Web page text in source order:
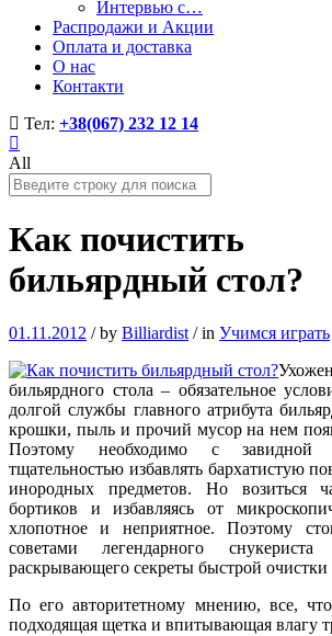
Интервью с…
Распродажи и Акции
Оплата и доставка
О нас
Контакти
Тел: +38(067) 232 12 14
All
Как почистить
бильярдный стол?
01.11.2012 /by Billiardist/in Учимся играть
бильярдного стола – обязательное
долгой службы главного атрибута
крошки, пыль и прочий мусор на нем
Поэтому необходимо с завидной
тщательностью избавлять бархатистую
инородных предметов. Но возиться
бортиков и избавляясь от
хлопотное и неприятное. Поэтому
советами легендарного
раскрывающего секреты быстрой очистки
По его авторитетному мнению, все,
подходящая щетка и впитывающая влагу